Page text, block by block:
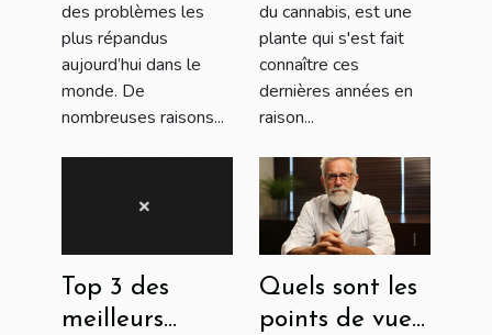
des problèmes les
plus répandus
aujourd’hui dans le
monde. De
nombreuses raisons...
du cannabis, est une
plante qui s'est fait
connaître ces
dernières années en
raison...
Top 3 des
meilleurs
Quels sont les
points de vue